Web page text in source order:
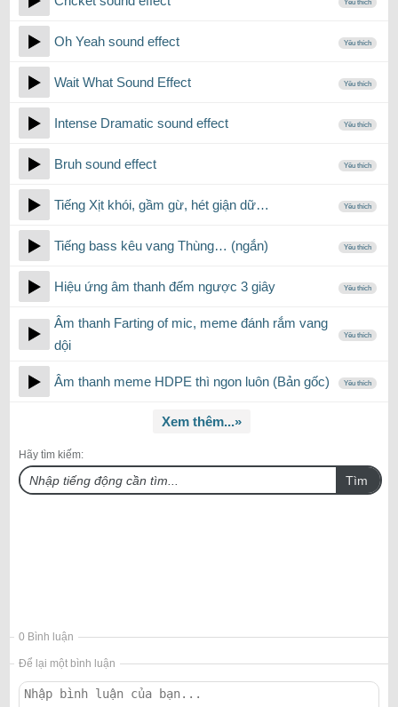
Yêu thích
Oh Yeah sound effect Yêu thích
Wait What Sound Effect Yêu thích
Intense Dramatic sound effect Yêu thích
Bruh sound effect Yêu thích
Tiếng Xịt khói, gầm gừ, hét giận dữ… Yêu thích
Tiếng bass kêu vang Thùng… (ngắn) Yêu thích
Hiệu ứng âm thanh đếm ngược 3 giây Yêu thích
Âm thanh Farting of mic, meme đánh rắm vang
dội
Yêu thích
Âm thanh meme HDPE thì ngon luôn (Bản gốc) Yêu thích
Xem thêm...»
Hãy tìm kiếm:
Tìm
0 Bình luận
Để lại một bình luận